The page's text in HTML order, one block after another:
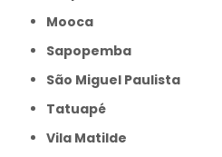
Mooca
Sapopemba
São Miguel Paulista
Tatuapé
Vila Matilde